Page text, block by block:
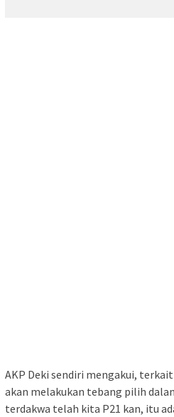
AKP Deki sendiri mengakui,
akan melakukan tebang pilih
terdakwa telah kita P21 kan, itu